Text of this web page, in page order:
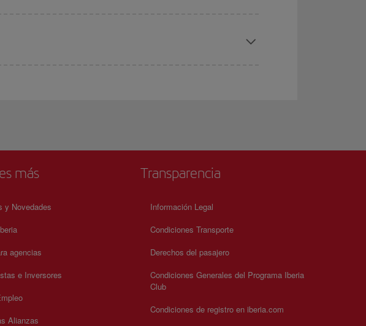
más
y Novedades
agencias
e Inversores
Alianzas
Transparencia
Información Legal
Condiciones Transporte
Derechos del pasajero
Condiciones Generales del Programa Iberia
Club
Condiciones de registro en iberia.com